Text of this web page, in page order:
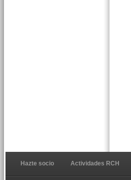
Hazte socio Actividades RCH